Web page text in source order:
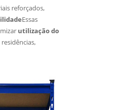
reforçados,
Essas
utilização do